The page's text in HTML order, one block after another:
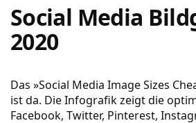
Social Media
2020
Das »Social Media Image Sizes
ist da. Die Infografik zeigt die
Facebook, Twitter, Pinterest,